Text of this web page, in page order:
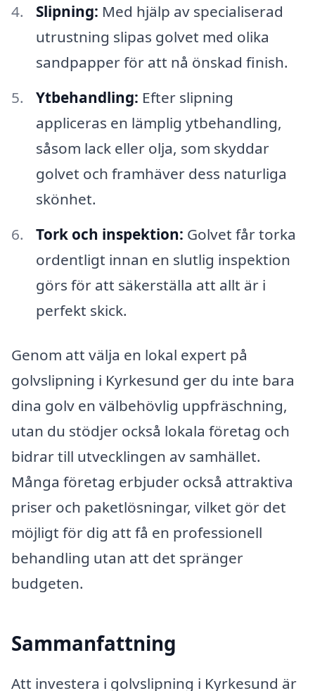
Slipning: Med hjälp av specialiserad
utrustning slipas golvet med olika
sandpapper för att nå önskad finish.
Ytbehandling: Efter slipning
appliceras en lämplig ytbehandling,
såsom lack eller olja, som skyddar
golvet och framhäver dess naturliga
skönhet.
Tork och inspektion: Golvet får torka
ordentligt innan en slutlig inspektion
görs för att säkerställa att allt är i
perfekt skick.
Genom att välja en lokal expert på
golvslipning i Kyrkesund ger du inte bara
dina golv en välbehövlig uppfräschning,
utan du stödjer också lokala företag och
bidrar till utvecklingen av samhället.
Många företag erbjuder också attraktiva
priser och paketlösningar, vilket gör det
möjligt för dig att få en professionell
behandling utan att det spränger
budgeten.
Sammanfattning
Att investera i golvslipning i Kyrkesund är